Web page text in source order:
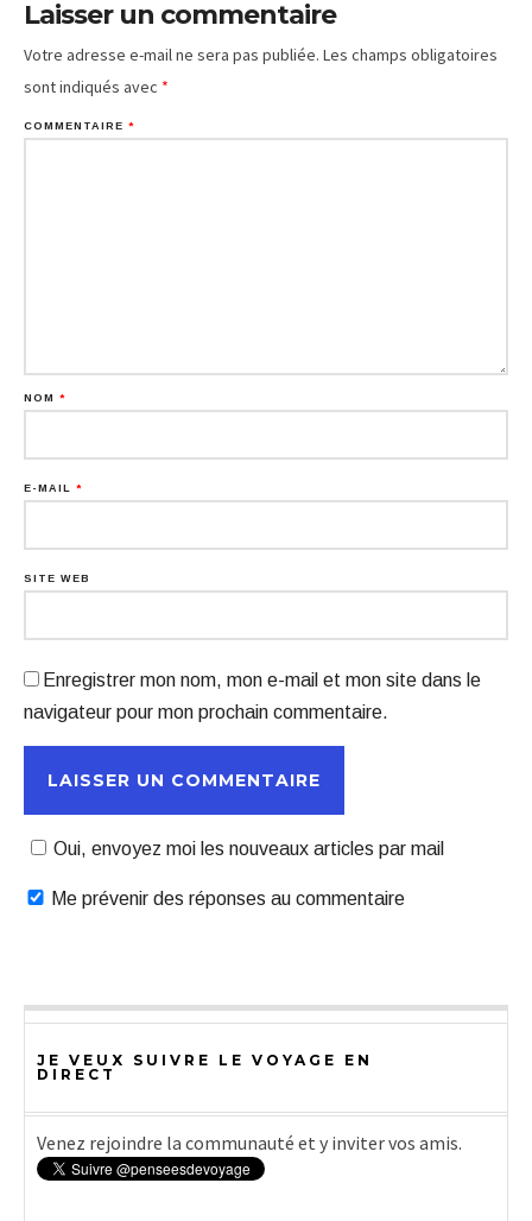
Laisser un commentaire
Votre adresse e-mail ne sera pas publiée. Les champs obligatoires
sont indiqués avec *
COMMENTAIRE *
NOM *
E-MAIL *
SITE WEB
Enregistrer mon nom, mon e-mail et mon site dans le
navigateur pour mon prochain commentaire.
Oui, envoyez moi les nouveaux articles par mail
Me prévenir des réponses au commentaire
JE VEUX SUIVRE LE VOYAGE EN
DIRECT
Venez rejoindre la communauté et y inviter vos amis.